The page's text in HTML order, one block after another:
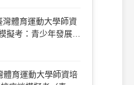
體育運動大學師資
擬考：青少年發展與
體育運動大學師資培